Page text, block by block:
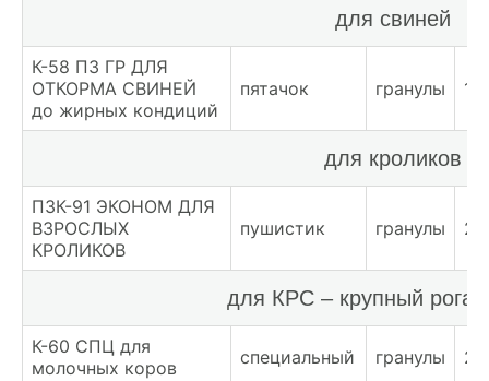
для свиней
К-58 ПЗ ГР ДЛЯ
ОТКОРМА СВИНЕЙ
до жирных кондиций
пятачок гранулы
для кроликов
ПЗК-91 ЭКОНОМ ДЛЯ
ВЗРОСЛЫХ
КРОЛИКОВ
пушистик гранулы
для КРС – крупный
К-60 СПЦ для
молочных коров
специальный гранулы